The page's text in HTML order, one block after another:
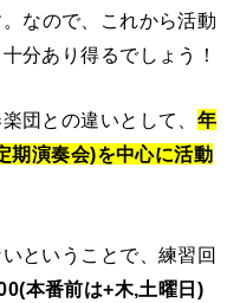
。なので、これから活動
分あり得るでしょう！
団との違いとして、 年
期演奏会)を中心に活動
ということで、練習回
本番前は+木,土曜日)